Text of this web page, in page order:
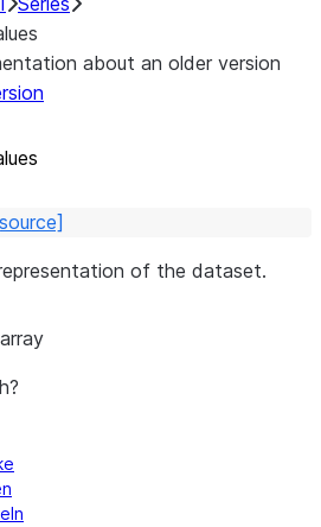
about an older version
of the dataset.